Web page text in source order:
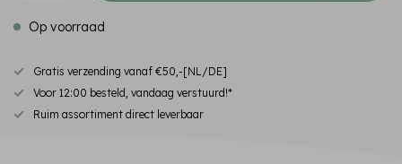
Op voorraad
Gratis verzending vanaf €50,-[NL/DE]
Voor 12:00 besteld, vandaag verstuurd!*
Ruim assortiment direct leverbaar